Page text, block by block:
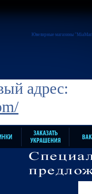
Ювелирные магазины
адрес: